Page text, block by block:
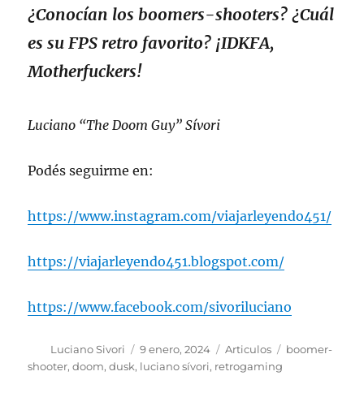
¿Conocían los boomers-shooters? ¿Cuál
es su FPS retro favorito? ¡IDKFA,
Motherfuckers!
Luciano “The Doom Guy” Sívori
Podés seguirme en:
https://www.instagram.com/viajarleyendo451/
https://viajarleyendo451.blogspot.com/
https://www.facebook.com/sivoriluciano
Autor
Luciano Sivori
Publicado
el
9 enero, 2024 Categorías
Articulos Etiquetas
boomer-
shooter,doom,dusk, luciano sívori, retrogaming